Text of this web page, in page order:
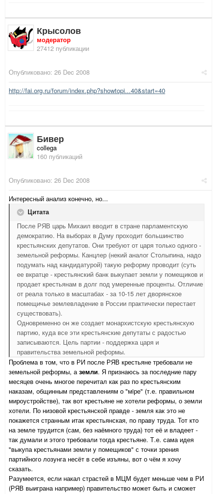
Крысолов
модератор
27412 публикации
Опубликовано: 26 Dec 2008
http://fai.org.ru/forum/index.php?showtopi...40&start=40
Бивер
collega
160 публикаций
Опубликовано: 26 Dec 2008
Интересный анализ конечно, но...
Цитата
После РЯВ царь Михаил вводит в стране парламентскую
демократию. На выборах в Думу проходит большинство
крестьянских депутатов. Они требуют от царя только одного -
земельной реформы. Канцлер (некий аналог Столыпина, надо
подумать над кандидатурой) такую реформу проводит (суть
ее вкратце - крестьянский банк выкупает земли у помещиков и
продает крестьянам в долг под умеренные проценты. Отличие
от реала только в масштабах - за 10-15 лет дворянское
помещичье землевладение в России практически перестает
существовать).
Одновременно он же создает монархистскую крестьянскую
партию, куда все эти крестьянские депутаты с радостью
записываются. Цель партии - поддержка царя и
правительства земельной реформы.
Проблема в том, что в РИ после РЯВ крестьяне требовали не
земельной реформы, аземли. Я признаюсь за последние пару
месяцев очень многое перечитал как раз по крестьянским
наказам, общинным представлениям о "мiре" (т.е. правильном
мироустройстве), так вот крестьяне не хотели реформы, о земли
хотели. По низовой крестьянской правде - земля как это не
покажется странным итак крестьянская, по праву труда. Тот кто
на земле трудится (сам, без наёмного труда) тот её и владеет -
так думали и этого требовали тогда крестьяне. Т.е. сама идея
"выкупа крестьянами земли у помещиков" с точки зрения
партийного лозунга несёт в себе изъяны, вот о чём я хочу
сказать.
Разумеется, если накал страстей в МЦМ будет меньше чем в РИ
(РЯВ выиграна например) правительство может быть и сможет